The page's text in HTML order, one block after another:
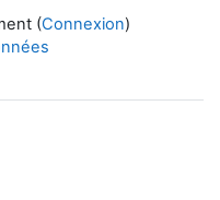
(Connexion)